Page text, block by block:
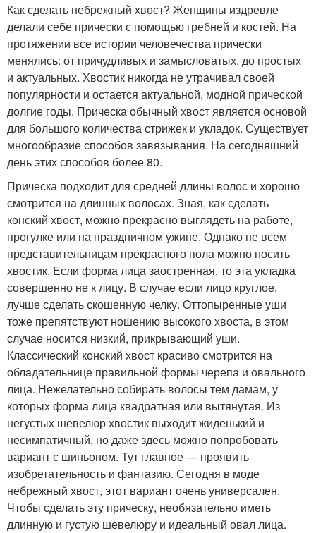
Как сделать небрежный хвост? Женщины издревле
делали себе прически с помощью гребней и костей. На
протяжении все истории человечества прически
менялись: от причудливых и замысловатых, до простых
и актуальных. Хвостик никогда не утрачивал своей
популярности и остается актуальной, модной прической
долгие годы. Прическа обычный хвост является основой
для большого количества стрижек и укладок. Существует
многообразие способов завязывания. На сегодняшний
день этих способов более 80.
Прическа подходит для средней длины волос и хорошо
смотрится на длинных волосах. Зная, как сделать
конский хвост, можно прекрасно выглядеть на работе,
прогулке или на праздничном ужине. Однако не всем
представительницам прекрасного пола можно носить
хвостик. Если форма лица заостренная, то эта укладка
совершенно не к лицу. В случае если лицо круглое,
лучше сделать скошенную челку. Оттопыренные уши
тоже препятствуют ношению высокого хвоста, в этом
случае носится низкий, прикрывающий уши.
Классический конский хвост красиво смотрится на
обладательнице правильной формы черепа и овального
лица. Нежелательно собирать волосы тем дамам, у
которых форма лица квадратная или вытянутая. Из
негустых шевелюр хвостик выходит жиденький и
несимпатичный, но даже здесь можно попробовать
вариант с шиньоном. Тут главное — проявить
изобретательность и фантазию. Сегодня в моде
небрежный хвост, этот вариант очень универсален.
Чтобы сделать эту прическу, необязательно иметь
длинную и густую шевелюру и идеальный овал лица.